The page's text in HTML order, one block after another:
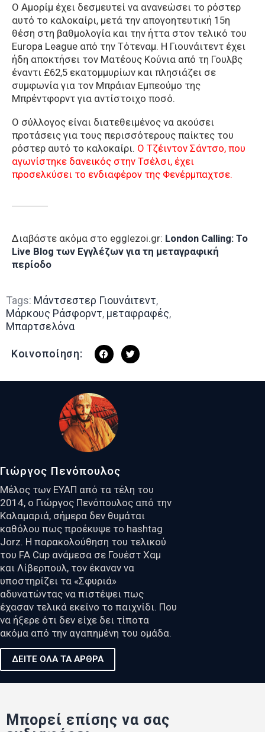
Ο Αμορίμ έχει δεσμευτεί να ανανεώσει το ρόστερ
αυτό το καλοκαίρι, μετά την απογοητευτική 15η
θέση στη βαθμολογία και την ήττα στον τελικό του
Europa League από την Τότεναμ. Η Γιουνάιτεντ έχει
ήδη αποκτήσει τον Ματέους Κούνια από τη Γουλβς
έναντι £62,5 εκατομμυρίων και πλησιάζει σε
συμφωνία για τον Μπράιαν Εμπεούμο της
Μπρέντφορντ για αντίστοιχο ποσό.
Ο σύλλογος είναι διατεθειμένος να ακούσει
προτάσεις για τους περισσότερους παίκτες του
ρόστερ αυτό το καλοκαίρι. Ο Τζέιντον Σάντσο, που
αγωνίστηκε δανεικός στην Τσέλσι, έχει
προσελκύσει το ενδιαφέρον της Φενέρμπαχτσε.
Διαβάστε ακόμα στο egglezoi.gr: London Calling: To
Live Blog των Εγγλέζων για τη μεταγραφική
περίοδο
Tags: Μάντσεστερ Γιουνάιτεντ,
Μάρκους Ράσφορντ, μεταφραφές,
Μπαρτσελόνα
Κοινοποίηση:
Γιώργος Πενόπουλος
Μέλος των ΕΥΑΠ από τα τέλη του
2014, ο Γιώργος Πενόπουλος από την
Καλαμαριά, σήμερα δεν θυμάται
καθόλου πως προέκυψε το hashtag
Jorz. Η παρακολούθηση του τελικού
του FA Cup ανάμεσα σε Γουέστ Χαμ
και Λίβερπουλ, τον έκαναν να
υποστηρίζει τα «Σφυριά»
αδυνατώντας να πιστέψει πως
έχασαν τελικά εκείνο το παιχνίδι. Που
να ήξερε ότι δεν είχε δει τίποτα
ακόμα από την αγαπημένη του ομάδα.
ΔΕΙΤΕ ΟΛΑ ΤΑ ΑΡΘΡΑ
Μπορεί επίσης να σας